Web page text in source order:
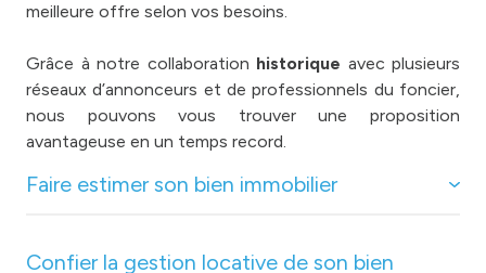
meilleure offre selon vos besoins.
Grâce à notre collaboration historique avec plusieurs
réseaux d’annonceurs et de professionnels du foncier,
nous pouvons vous trouver une proposition
avantageuse en un temps record.
Faire estimer son bien immobilier
Confier la gestion locative de son bien